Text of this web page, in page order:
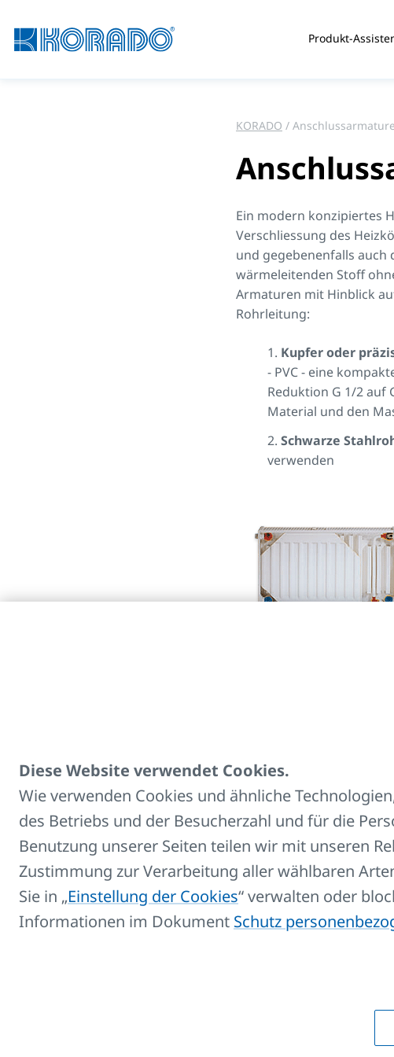
Produkt-
KORADO
Ein modern konzipiertes
Verschliessung des
und gegebenenfalls auch
wärmeleitenden Stoff
Armaturen mit Hinblick
Rohrleitung:
Kupfer oder
- PVC - eine
Reduktion G 1/2 auf
Material und den
Schwarze
verwenden
Diese Website verwendet Cookies.
Wie verwenden Cookies und ähnliche
des Betriebs und der Besucherzahl und für die
Benutzung unserer Seiten teilen wir mit unseren
Zustimmung zur Verarbeitung aller wählbaren
Sie in „Einstellung der Cookies“ verwalten oder
Informationen im Dokument Schutz